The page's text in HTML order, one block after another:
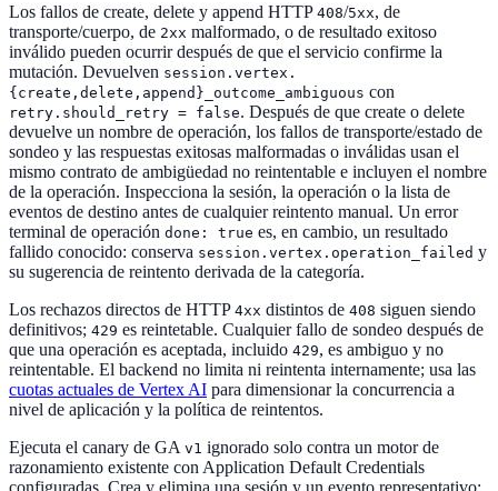
Los fallos de create, delete y append HTTP 408/5xx, de
transporte/cuerpo, de 2xx malformado, o de resultado exitoso
inválido pueden ocurrir después de que el servicio confirme la
mutación. Devuelven session.vertex.
{create,delete,append}_outcome_ambiguous con
retry.should_retry = false. Después de que create o delete
devuelve un nombre de operación, los fallos de transporte/estado de
sondeo y las respuestas exitosas malformadas o inválidas usan el
mismo contrato de ambigüedad no reintentable e incluyen el nombre
de la operación. Inspecciona la sesión, la operación o la lista de
eventos de destino antes de cualquier reintento manual. Un error
terminal de operación done: true es, en cambio, un resultado
fallido conocido: conserva session.vertex.operation_failed y
su sugerencia de reintento derivada de la categoría.
Los rechazos directos de HTTP 4xx distintos de 408 siguen siendo
definitivos; 429 es reintetable. Cualquier fallo de sondeo después de
que una operación es aceptada, incluido 429, es ambiguo y no
reintentable. El backend no limita ni reintenta internamente; usa las
cuotas actuales de Vertex AI para dimensionar la concurrencia a
nivel de aplicación y la política de reintentos.
Ejecuta el canary de GA v1 ignorado solo contra un motor de
razonamiento existente con Application Default Credentials
configuradas. Crea y elimina una sesión y un evento representativo;